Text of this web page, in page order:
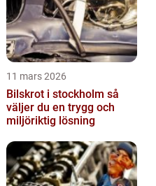
11 mars 2026
Bilskrot i stockholm så
väljer du en trygg och
miljöriktig lösning